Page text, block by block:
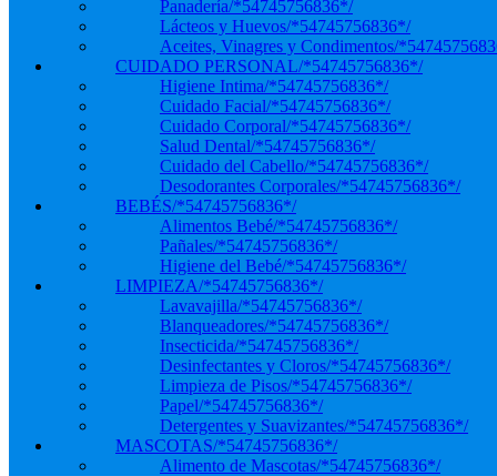
Panadería/*54745756836*/
Lácteos y Huevos/*54745756836*/
Aceites, Vinagres y Condimentos/
CUIDADO PERSONAL/*54745756836*/
Higiene Intima/*54745756836*/
Cuidado Facial/*54745756836*/
Cuidado Corporal/*54745756836*/
Salud Dental/*54745756836*/
Cuidado del Cabello/*54745756836*/
Desodorantes Corporales/*54745756836*/
BEBÉS/*54745756836*/
Alimentos Bebé/*54745756836*/
Pañales/*54745756836*/
Higiene del Bebé/*54745756836*/
LIMPIEZA/*54745756836*/
Lavavajilla/*54745756836*/
Blanqueadores/*54745756836*/
Insecticida/*54745756836*/
Desinfectantes y Cloros/*54745756836*/
Limpieza de Pisos/*54745756836*/
Papel/*54745756836*/
Detergentes y Suavizantes/*54745756836*/
MASCOTAS/*54745756836*/
Alimento de Mascotas/*54745756836*/